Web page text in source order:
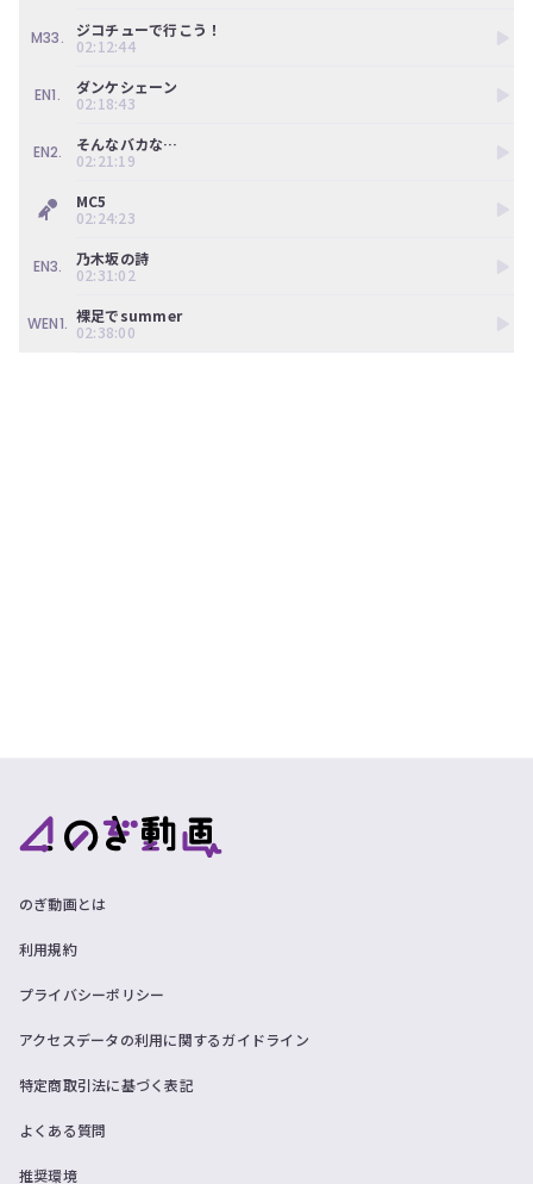
M33.
ジコチューで行こう！
02:12:44
EN1.
ダンケシェーン
02:18:43
EN2.
そんなバカな…
02:21:19
MC5
02:24:23
EN3.
乃木坂の詩
02:31:02
WEN1. 裸足でsummer
02:38:00
のぎ動画とは
利用規約
プライバシーポリシー
アクセスデータの利用に関するガイドライン
特定商取引法に基づく表記
よくある質問
推奨環境